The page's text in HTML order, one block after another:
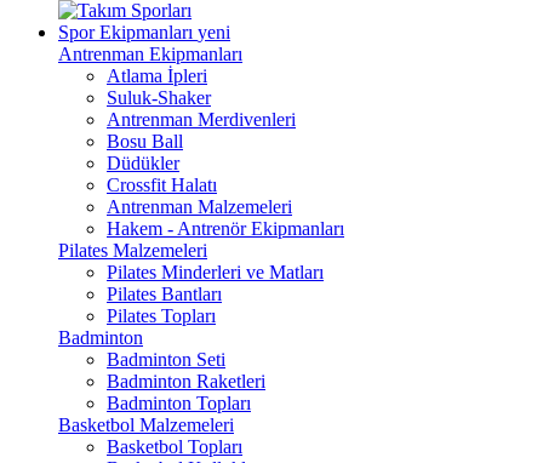
Spor Ekipmanları yeni
Antrenman Ekipmanları
Atlama İpleri
Suluk-Shaker
Antrenman Merdivenleri
Bosu Ball
Düdükler
Crossfit Halatı
Antrenman Malzemeleri
Hakem - Antrenör Ekipmanları
Pilates Malzemeleri
Pilates Minderleri ve Matları
Pilates Bantları
Pilates Topları
Badminton
Badminton Seti
Badminton Raketleri
Badminton Topları
Basketbol Malzemeleri
Basketbol Topları